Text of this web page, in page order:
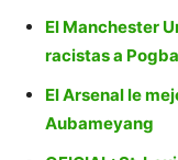
El Manchester
racistas a Pogba
El Arsenal le
Aubameyang